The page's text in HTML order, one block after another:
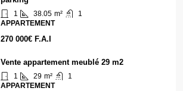
1 38.05 m²
1
APPARTEMENT
270 000€ F.A.I
Vente appartement meublé 29 m2
1 29 m²
1
APPARTEMENT